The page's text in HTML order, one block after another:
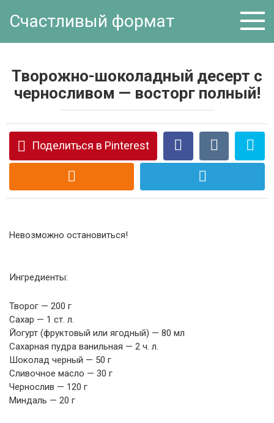
Счастливый формат
Творожно-шоколадный десерт с
черносливом — восторг полный!
Поделиться в Pinterest
Невозможно остановиться!
Ингредиенты:
Творог — 200 г
Сахар — 1 ст. л.
Йогурт (фруктовый или ягодный) — 80 мл
Сахарная пудра ванильная — 2 ч. л.
Шоколад черный — 50 г
Сливочное масло — 30 г
Чернослив — 120 г
Миндаль — 20 г